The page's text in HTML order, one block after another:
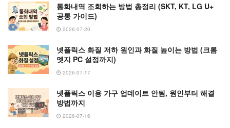
통화내역 조회하는 방법 총정리 (SKT, KT, LG U+
공통 가이드)
2026-07-20
넷플릭스 화질 저하 원인과 화질 높이는 방법 (크롬
엣지 PC 설정까지)
2026-07-17
넷플릭스 이용 가구 업데이트 안됨, 원인부터 해결
방법까지
2026-07-16